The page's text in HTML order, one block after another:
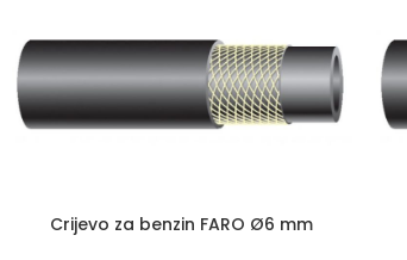
Crijevo za benzin FARO Ø6 mm